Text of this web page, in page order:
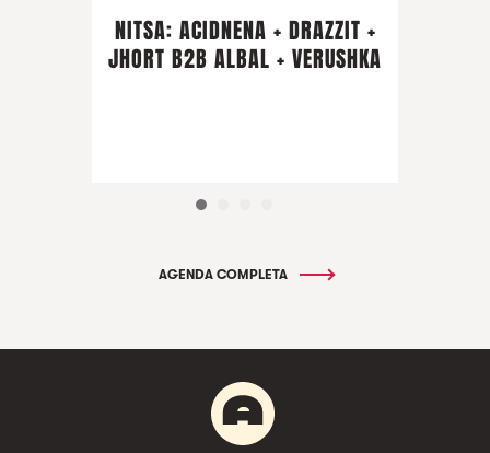
NITSA: ACIDNENA + DRAZZIT +
JHORT B2B ALBAL + VERUSHKA
AGENDA COMPLETA